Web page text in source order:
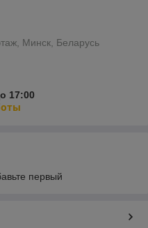
Минск, Беларусь
17:00
первый